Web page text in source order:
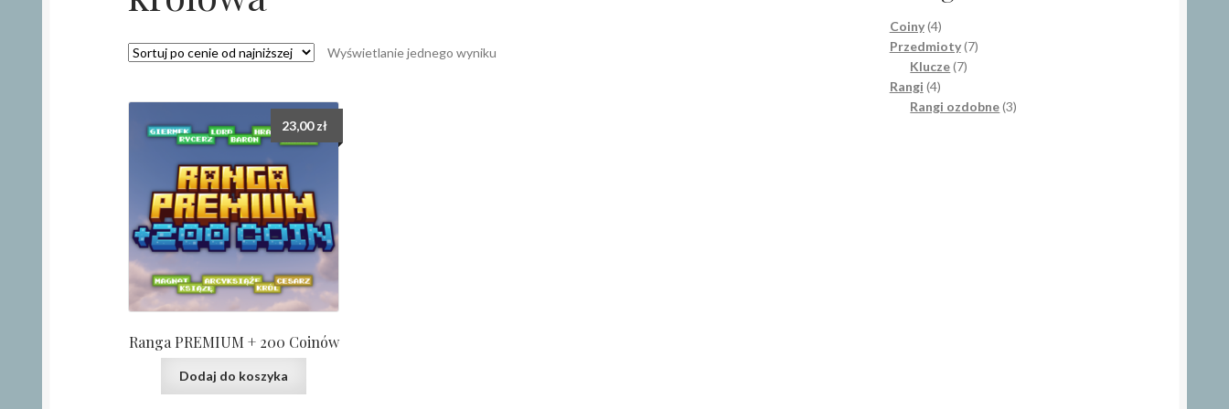
Wyświetlanie jednego wyniku
Ranga PREMIUM + 200 Coinów
23,00zł
Dodaj do koszyka
Coiny 44
produkty
Przedmioty 77
Klucze 77
Rangi 44
produkty
Rangi ozdobne 33